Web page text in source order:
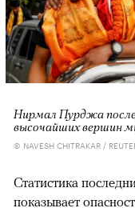
Нирмал Пурджа после
высочайших вершин
© NAVESH CHITRAKAR /
Статистика
показывает